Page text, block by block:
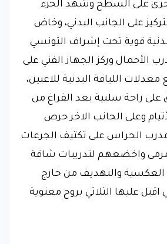
على السطح وشهد الجزء
على الجانب البدني، وخاض
بدنية قوية تحت إشراف التونسي
وركز الجهاز الفني على
معدلات اللياقة البدنية للاعبين،
راحة سلبية بعد الفراغ من
وعلى الجانب الاخر حرص
الحراس على تكثيف الجرعات
المرمى واخضعهم لتدريبات شاقة
العكسية والتهديف من خارج
اقبل عليها الثلاثي بروح معنوية